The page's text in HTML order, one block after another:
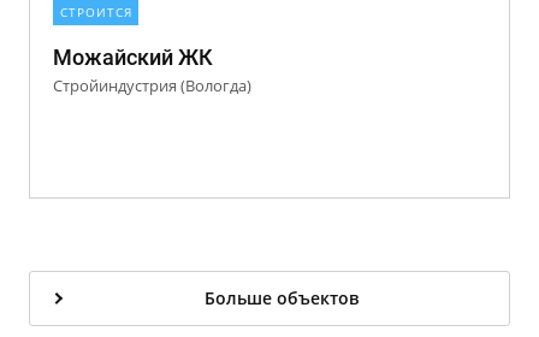
СТРОИТСЯ
Можайский ЖК
Стройиндустрия (Вологда)
Больше объектов